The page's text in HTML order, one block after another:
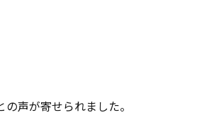
声が寄せられました。